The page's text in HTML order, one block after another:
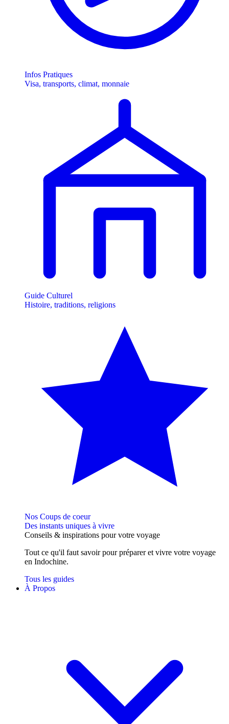
Infos Pratiques
Visa, transports, climat, monnaie
Guide Culturel
Histoire, traditions, religions
Nos Coups de coeur
Des instants uniques à vivre
Conseils & inspirations pour votre voyage
Tout ce qu'il faut savoir pour préparer et vivre votre voyage
en Indochine.
Tous les guides
À Propos